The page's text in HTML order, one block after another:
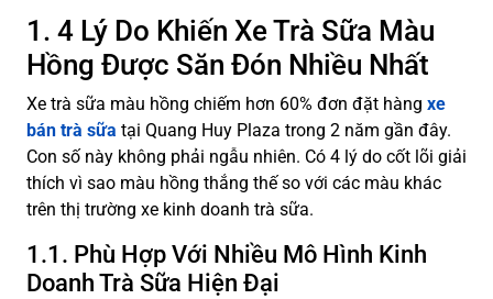
1. 4 Lý Do Khiến Xe Trà Sữa Màu
Hồng Được Săn Đón Nhiều Nhất
Xe trà sữa màu hồng chiếm hơn 60% đơn đặt hàng xe
bán trà sữa tại Quang Huy Plaza trong 2 năm gần đây.
Con số này không phải ngẫu nhiên. Có 4 lý do cốt lõi giải
thích vì sao màu hồng thắng thế so với các màu khác
trên thị trường xe kinh doanh trà sữa.
1.1. Phù Hợp Với Nhiều Mô Hình Kinh
Doanh Trà Sữa Hiện Đại